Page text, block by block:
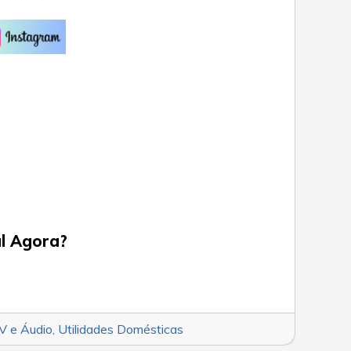
Agora?
e Áudio Utilidades Domésticas